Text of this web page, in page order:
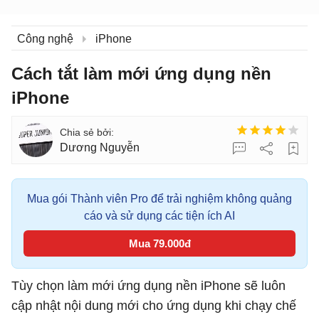
Công nghệ iPhone
Cách tắt làm mới ứng dụng nền
iPhone
Dương Nguyễn
Mua gói Thành viên Pro để trải nghiệm không quảng
cáo và sử dụng các tiện ích AI
Mua 79.000đ
Tùy chọn làm mới ứng dụng nền iPhone sẽ luôn
cập nhật nội dung mới cho ứng dụng khi chạy chế